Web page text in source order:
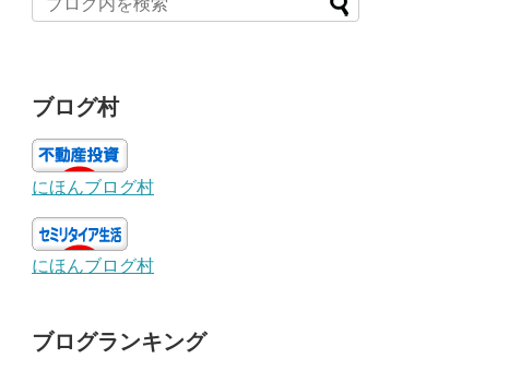
ブログ村
にほんブログ村
にほんブログ村
ブログランキング